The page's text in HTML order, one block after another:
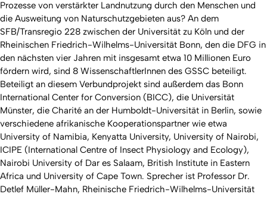
Prozesse von verstärkter Landnutzung durch den Menschen und
die Ausweitung von Naturschutzgebieten aus? An dem
SFB/Transregio 228 zwischen der Universität zu Köln und der
Rheinischen Friedrich-Wilhelms-Universität Bonn, den die DFG in
den nächsten vier Jahren mit insgesamt etwa 10 Millionen Euro
fördern wird, sind 8 WissenschaftlerInnen des GSSC beteiligt.
Beteiligt an diesem Verbundprojekt sind außerdem das Bonn
International Center for Conversion (BICC), die Universität
Münster, die Charité an der Humboldt-Universität in Berlin, sowie
verschiedene afrikanische Kooperationspartner wie etwa
University of Namibia, Kenyatta University, University of Nairobi,
ICIPE (International Centre of Insect Physiology and Ecology),
Nairobi University of Dar es Salaam, British Institute in Eastern
Africa und University of Cape Town. Sprecher ist Professor Dr.
Detlef Müller-Mahn, Rheinische Friedrich-Wilhelms-Universität